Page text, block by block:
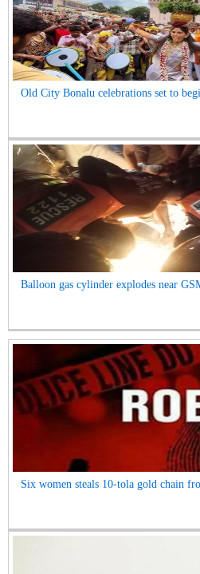
Old City Bonalu celebrations set to
Balloon gas cylinder explodes near
Six women steals 10-tola gold chain